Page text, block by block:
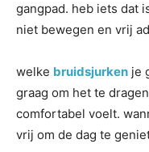
gangpad. heb iets dat
niet bewegen en vrij
welke bruidsjurken je
graag om het te
comfortabel voelt.
vrij om de dag te